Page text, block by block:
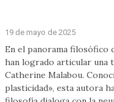
19 de mayo de 2025
En el panorama filosófico
han logrado articular una
Catherine Malabou.
plasticidad», esta autora